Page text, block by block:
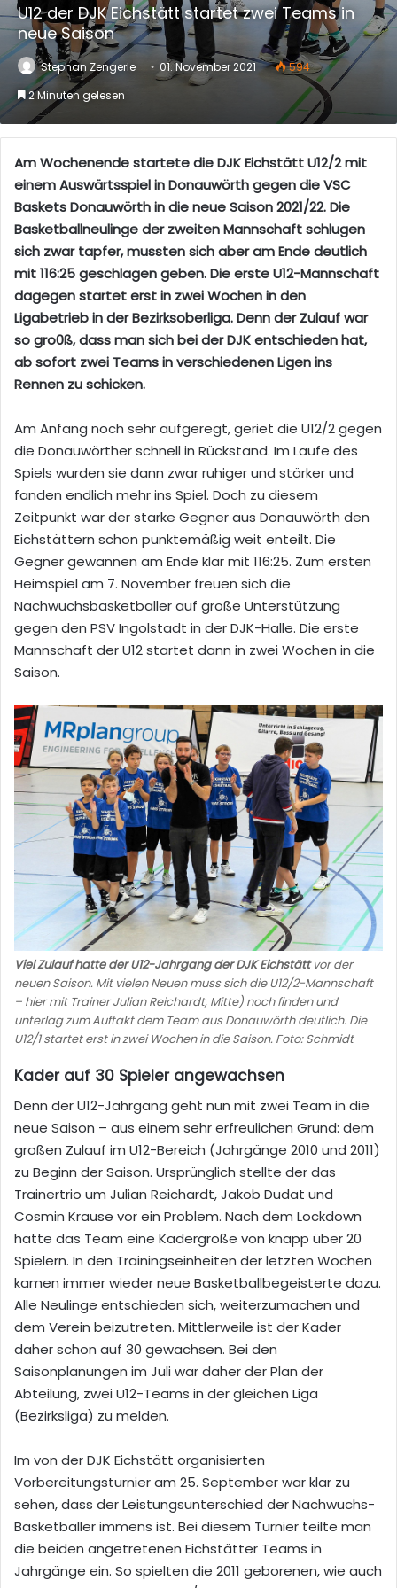
U12 der DJK Eichstätt startet zwei Teams in
neue Saison
Stephan Zengerle 01. November 2021
594
2 Minuten gelesen
Am Wochenende startete die DJK Eichstätt U12/2 mit
einem Auswärtsspiel in Donauwörth gegen die VSC
Baskets Donauwörth in die neue Saison 2021/22. Die
Basketballneulinge der zweiten Mannschaft schlugen
sich zwar tapfer, mussten sich aber am Ende deutlich
mit 116:25 geschlagen geben. Die erste U12-Mannschaft
dagegen startet erst in zwei Wochen in den
Ligabetrieb in der Bezirksoberliga. Denn der Zulauf war
so gro0ß, dass man sich bei der DJK entschieden hat,
ab sofort zwei Teams in verschiedenen Ligen ins
Rennen zu schicken.
Am Anfang noch sehr aufgeregt, geriet die U12/2 gegen
die Donauwörther schnell in Rückstand. Im Laufe des
Spiels wurden sie dann zwar ruhiger und stärker und
fanden endlich mehr ins Spiel. Doch zu diesem
Zeitpunkt war der starke Gegner aus Donauwörth den
Eichstättern schon punktemäßig weit enteilt. Die
Gegner gewannen am Ende klar mit 116:25. Zum ersten
Heimspiel am 7. November freuen sich die
Nachwuchsbasketballer auf große Unterstützung
gegen den PSV Ingolstadt in der DJK-Halle. Die erste
Mannschaft der U12 startet dann in zwei Wochen in die
Saison.
Viel Zulauf hatte der U12-Jahrgang der DJK Eichstättvor der
neuen Saison. Mit vielen Neuen muss sich die U12/2-Mannschaft
– hier mit Trainer Julian Reichardt, Mitte) noch finden und
unterlag zum Auftakt dem Team aus Donauwörth deutlich. Die
U12/1 startet erst in zwei Wochen in die Saison. Foto: Schmidt
Kader auf 30 Spieler angewachsen
Denn der U12-Jahrgang geht nun mit zwei Team in die
neue Saison – aus einem sehr erfreulichen Grund: dem
großen Zulauf im U12-Bereich (Jahrgänge 2010 und 2011)
zu Beginn der Saison. Ursprünglich stellte der das
Trainertrio um Julian Reichardt, Jakob Dudat und
Cosmin Krause vor ein Problem. Nach dem Lockdown
hatte das Team eine Kadergröße von knapp über 20
Spielern. In den Trainingseinheiten der letzten Wochen
kamen immer wieder neue Basketballbegeisterte dazu.
Alle Neulinge entschieden sich, weiterzumachen und
dem Verein beizutreten. Mittlerweile ist der Kader
daher schon auf 30 gewachsen. Bei den
Saisonplanungen im Juli war daher der Plan der
Abteilung, zwei U12-Teams in der gleichen Liga
(Bezirksliga) zu melden.
Im von der DJK Eichstätt organisierten
Vorbereitungsturnier am 25. September war klar zu
sehen, dass der Leistungsunterschied der Nachwuchs-
Basketballer immens ist. Bei diesem Turnier teilte man
die beiden angetretenen Eichstätter Teams in
Jahrgänge ein. So spielten die 2011 geborenen, wie auch